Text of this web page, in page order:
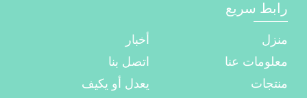
رابط سريع
منزل
أخبار
معلومات عنا
اتصل بنا
منتجات
يعدل أو يكيف